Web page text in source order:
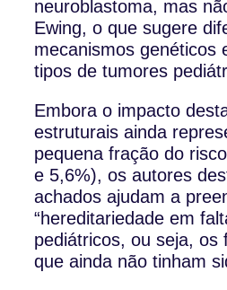
neuroblastoma, mas
Ewing, o que sugere
mecanismos genéticos
tipos de tumores
Embora o impacto
estruturais ainda
pequena fração do
e 5,6%), os autores
achados ajudam a
“hereditariedade em
pediátricos, ou seja, os
que ainda não tinham